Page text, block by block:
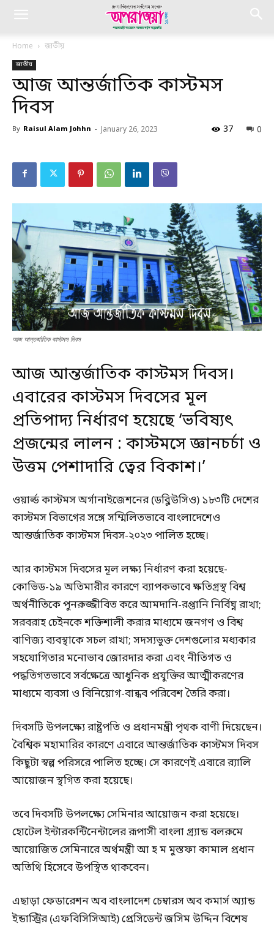
Home জাতীয়
জাতীয়
আজ আন্তর্জাতিক কাস্টমস
দিবস
By Raisul Alam Johhn - January 26, 2023 0
37
আজ আন্তর্জাতিক কাস্টমস দিবস
আজ আন্তর্জাতিক কাস্টমস দিবস।
এবারের কাস্টমস দিবসের মূল
প্রতিপাদ্য নির্ধারণ হয়েছে ‘ভবিষ্যৎ
প্রজন্মের লালন : কাস্টমসে জ্ঞানচর্চা ও
উত্তম পেশাদারি ত্বের বিকাশ।’
ওয়ার্ল্ড কাস্টমস অর্গানাইজেশনের (ডব্লিউসিও) ১৮৩টি দেশের
কাস্টমস বিভাগের সঙ্গে সম্মিলিতভাবে বাংলাদেশেও
আন্তর্জাতিক কাস্টমস দিবস-২০২৩ পালিত হচ্ছে।
আর কাস্টমস দিবসের মূল লক্ষ্য নির্ধারণ করা হয়েছে-
কোভিড-১৯ অতিমারীর কারণে ব্যাপকভাবে ক্ষতিগ্রস্থ বিশ্ব
অর্থনীতিকে পুনরুজ্জীবিত করে আমদানি-রপ্তানি নির্বিঘ্ন রাখা;
সরবরাহ চেইনকে শক্তিশালী করার মাধ্যমে জনগণ ও বিশ্ব
বাণিজ্য ব্যবস্থাকে সচল রাখা; সদস্যভুক্ত দেশগুলোর মধ্যকার
সহযোগিতার মনোভাব জোরদার করা এবং নীতিগত ও
পদ্ধতিগতভাবে সর্বক্ষেত্রে আধুনিক প্রযুক্তির আত্মীকরণের
মাধ্যমে ব্যবসা ও বিনিয়োগ-বান্ধব পরিবেশ তৈরি করা।
দিবসটি উপলক্ষ্যে রাষ্ট্রপতি ও প্রধানমন্ত্রী পৃথক বাণী দিয়েছেন।
বৈশ্বিক মহামারির কারণে এবারে আন্তর্জাতিক কাস্টমস দিবস
কিছুটা স্বল্প পরিসরে পালিত হচ্ছে। সে কারণেই এবারে র‍্যালি
আয়োজন স্থগিত করা হয়েছে।
তবে দিবসটি উপলক্ষ্যে সেমিনার আয়োজন করা হয়েছে।
হোটেল ইন্টারকন্টিনেন্টালের রূপাসী বাংলা গ্র্যান্ড বলরুমে
আয়োজিত সেমিনারে অর্থমন্ত্রী আ হ ম মুস্তফা কামাল প্রধান
অতিথি হিসেবে উপস্থিত থাকবেন।
এছাড়া ফেডারেশন অব বাংলাদেশ চেম্বারস অব কমার্স অ্যান্ড
ইন্ডাস্ট্রির (এফবিসিসিআই) প্রেসিডেন্ট জসিম উদ্দিন বিশেষ